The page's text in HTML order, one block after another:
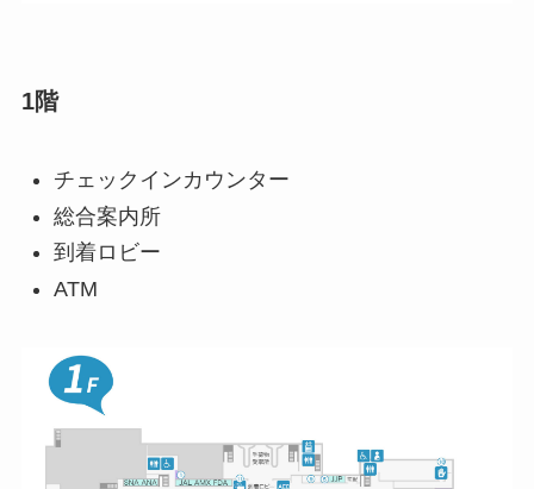
1階
チェックインカウンター
総合案内所
到着ロビー
ATM